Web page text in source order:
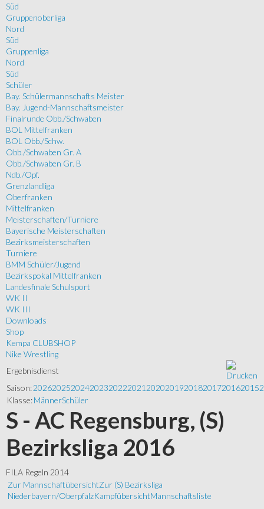
Süd
Gruppenoberliga
Nord
Süd
Gruppenliga
Nord
Süd
Schüler
Bay. Schülermannschafts Meister
Bay. Jugend-Mannschaftsmeister
Finalrunde Obb./Schwaben
BOL Mittelfranken
BOL Obb./Schw.
Obb./Schwaben Gr. A
Obb./Schwaben Gr. B
Ndb./Opf.
Grenzlandliga
Oberfranken
Mittelfranken
Meisterschaften/Turniere
Bayerische Meisterschaften
Bezirksmeisterschaften
Turniere
BMM Schüler/Jugend
Bezirkspokal Mittelfranken
Landesfinale Schulsport
WK II
WK III
Downloads
Shop
Kempa CLUBSHOP
Nike Wrestling
Ergebnisdienst
Saison:202620252024202320222021 202020192018201720162015
Klasse:MännerSchüler
S - AC Regensburg, (S)
Bezirksliga 2016
FILA Regeln 2014
Zur MannschaftübersichtZur (S) Bezirksliga
Niederbayern/OberpfalzKampfübersichtMannschaftsliste